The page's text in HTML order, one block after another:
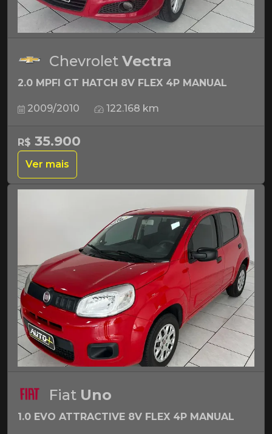
Chevrolet Vectra
2.0 MPFI GT HATCH 8V FLEX 4P MANUAL
2009/2010 122.168 km
R$ 35.900
Ver mais
Fiat Uno
1.0 EVO ATTRACTIVE 8V FLEX 4P MANUAL